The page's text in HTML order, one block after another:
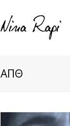
ΑΠΘ